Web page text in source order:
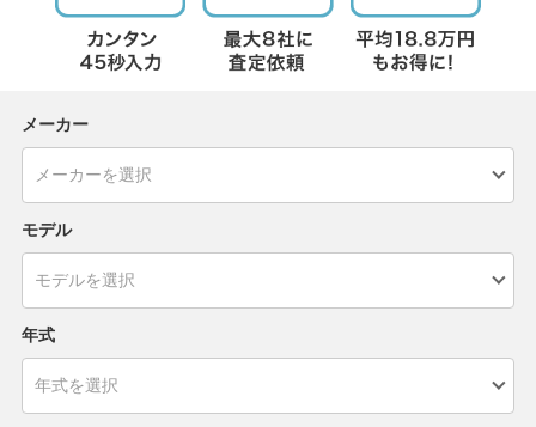
メーカー
モデル
年式